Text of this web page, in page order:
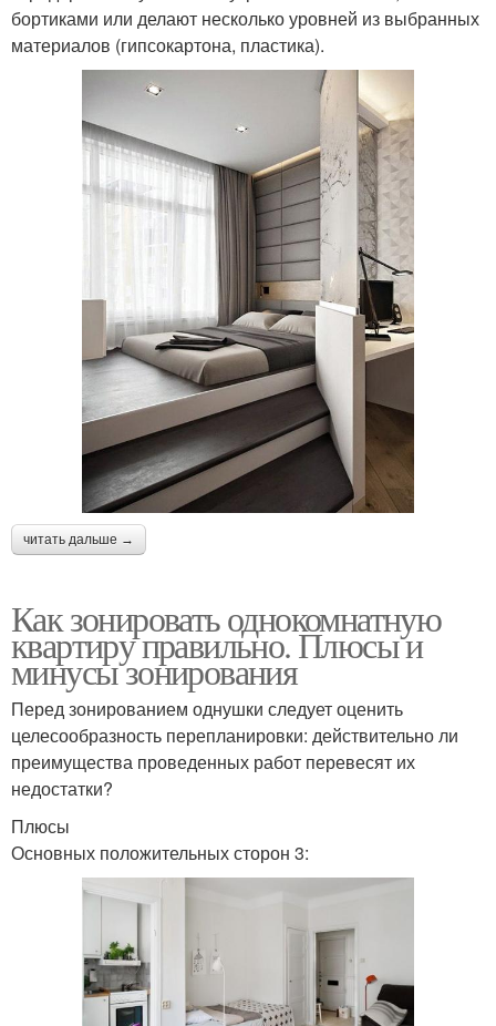
бортиками или делают несколько уровней из выбранных
материалов (гипсокартона, пластика).
читать дальше →
Как зонировать однокомнатную
квартиру правильно. Плюсы и
минусы зонирования
Перед зонированием однушки следует оценить
целесообразность перепланировки: действительно ли
преимущества проведенных работ перевесят их
недостатки?
Плюсы
Основных положительных сторон 3: